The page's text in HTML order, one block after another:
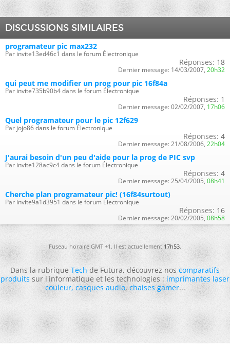
DISCUSSIONS SIMILAIRES
programateur pic max232
Par invite13ed46c1 dans le forum Électronique
Réponses: 18
Dernier message: 14/03/2007, 20h32
qui peut me modifier un prog pour pic 16f84a
Par invite735b90b4 dans le forum Électronique
Réponses: 1
Dernier message: 02/02/2007, 17h06
Quel programateur pour le pic 12f629
Par jojo86 dans le forum Électronique
Réponses: 4
Dernier message: 21/08/2006, 22h04
J'aurai besoin d'un peu d'aide pour la prog de PIC svp
Par invite128ac9c4 dans le forum Électronique
Réponses: 4
Dernier message: 25/04/2005, 08h41
Cherche plan programateur pic! (16f84surtout)
Par invite9a1d3951 dans le forum Électronique
Réponses: 16
Dernier message: 20/02/2005, 08h58
Fuseau horaire GMT +1. Il est actuellement 17h53.
Dans la rubriqueTechde Futura, découvrez noscomparatifs
produitssur l'informatique et les technologies :imprimantes laser
couleur,casques audio,chaises gamer...